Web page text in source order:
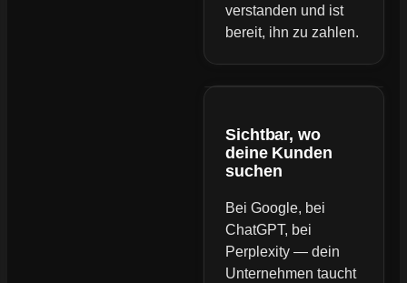
verstanden und ist
bereit, ihn zu zahlen.
Sichtbar, wo
deine Kunden
suchen
Bei Google, bei
ChatGPT, bei
Perplexity — dein
Unternehmen taucht